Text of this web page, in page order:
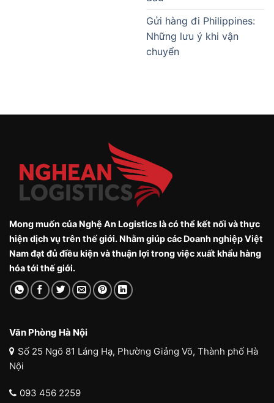
Gửi hàng đi Philippines:
Những lưu ý khi vận
chuyển
Mong muốn của Nghệ An Logistics là có thể kết nối và thực
hiện dịch vụ trên thế giới. Nhằm giúp các Doanh nghiệp Việt
Nam đạt đủ điều kiện và thuận lợi trong việc xuất khẩu hàng
hóa tới thế giới.
Văn Phòng Hà Nội
Số 25 Ngõ 81 Láng Hạ, Phường Giảng Võ, Thành phố Hà
Nội
093 456 2259